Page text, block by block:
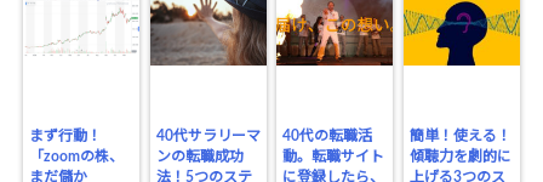
まず行動！
「zoomの株、
まだ儲か
40代サラリーマ
ンの転職成功
法！5つのステ
40代の転職活
動。転職サイト
に登録したら、
簡単！使える！
傾聴力を劇的に
上げる3つのス